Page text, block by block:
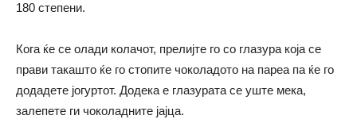
180 степени.
Кога ќе се олади колачот, прелијте го со глазура која се
прави такашто ќе го стопите чоколадото на пареа па ќе го
додадете јогуртот. Додека е глазурата се уште мека,
залепете ги чоколадните јајца.